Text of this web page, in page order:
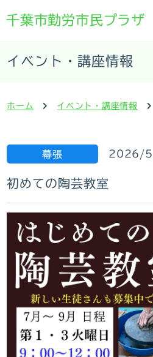
千葉市勤労市民プラザ
イベント・講座情報
ホーム イベント・講座情報
幕張 2026/
初めての陶芸教室